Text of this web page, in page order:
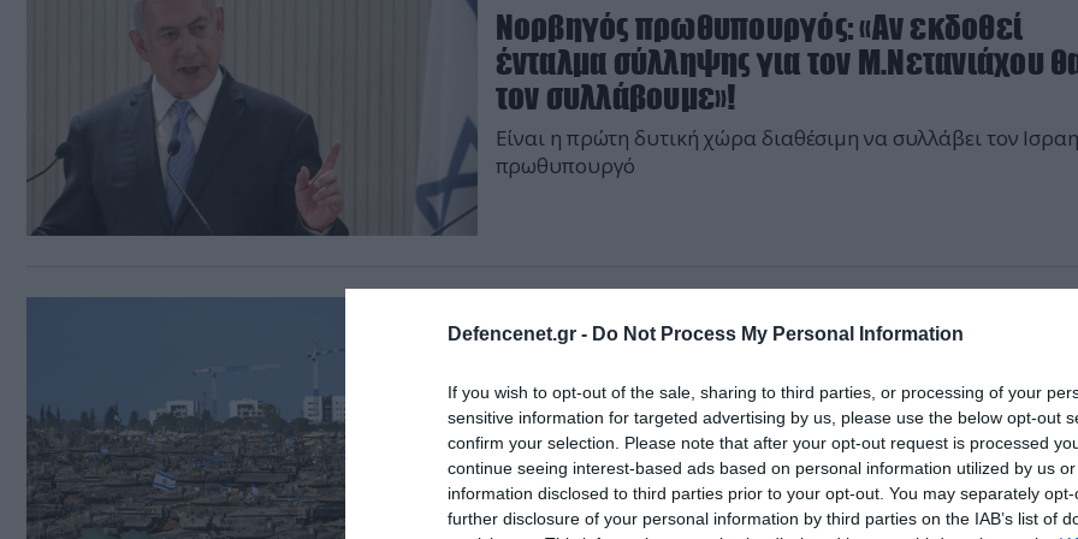
Defencenet.gr - Do Not Process My Personal Information
If you wish to opt-out of the sale, sharing to third parties, or processing of your
sensitive information for targeted advertising by us, please use the below opt-out
confirm your selection. Please note that after your opt-out request is processed
continue seeing interest-based ads based on personal information utilized by us
information disclosed to third parties prior to your opt-out. You may separately
further disclosure of your personal information by third parties on the IAB’s list of
Νορβηγός πρωθυπουργός: «Αν εκδοθεί
ένταλμα σύλληψης για τον Μ.Νετανιάχου
τον συλλάβουμε»!
Είναι η πρώτη δυτική χώρα διαθέσιμη να συλλάβει τον
πρωθυπουργό
Γάζα: Οι γονείς 900 Ισραηλινών στρατιωτών
απαιτούν να μην αποσταλούν τα παιδιά
Ράφα
Τα συγκροτήματα σηράγγων κάτω από την πόλη φαίνεται ότι
παραμένουν κυρίως άθικτα